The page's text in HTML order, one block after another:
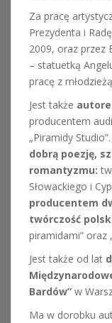
Za pracę
Prezydenta i
2009, oraz przez
– statuetką
pracę z
Jest także
producentem
„Piramidy
dobrą poezję,
romantyzmu:
Słowackiego i
producentem
twórczość
piramidami” oraz
Jest także od lat
Bardów” w
Ma w dorobku